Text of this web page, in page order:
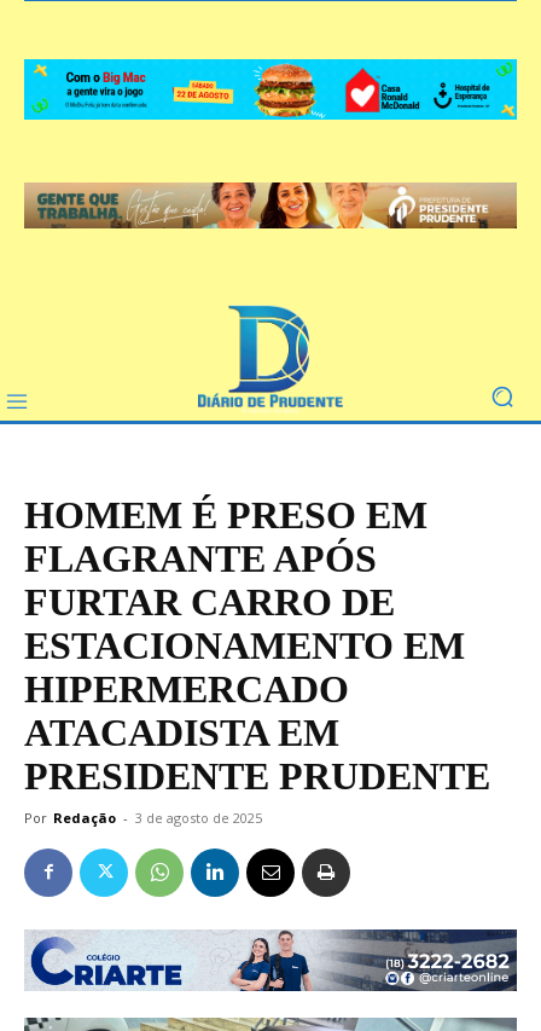
HOMEM É PRESO EM
FLAGRANTE APÓS
FURTAR CARRO DE
ESTACIONAMENTO EM
HIPERMERCADO
ATACADISTA EM
PRESIDENTE PRUDENTE
Por Redação - 3 de agosto de 2025